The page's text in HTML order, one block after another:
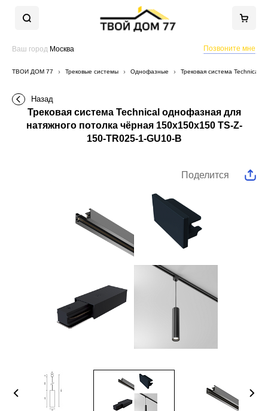
Ваш город Москва Позвоните мне
ТВОЙ ДОМ 77 Трековые системы Однофазные Трековая система Technical
Назад
Трековая система Technical однофазная для
натяжного потолка чёрная 150x150x150 TS-Z-
150-TR025-1-GU10-B
Поделится